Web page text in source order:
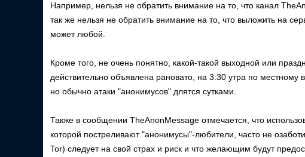
Например, нельзя не обратить внимание на то, что канал
так же нельзя не обратить внимание на то, что выложить на
может любой.
Кроме того, не очень понятно, какой-такой выходной или
действительно объявлена рановато, на 3:30 утра по местному
но обычно атаки "анонимусов" длятся сутками.
Также в сообщении TheAnonMessage отмечается, что
которой постреливают "анонимусы"-любители, часто не
Tor) следует на свой страх и риск и что желающим будут